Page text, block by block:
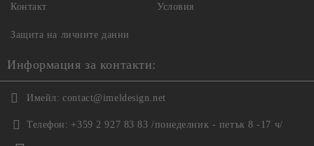
Контакт Условия
Защита на личните данни
Информация за контакти:
Имейл: contact@imeldesign.net
Телефон: +359 2 927 83 83 /понеделник - петък 8 -17 ч/